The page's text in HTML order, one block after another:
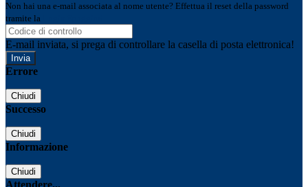
Non hai una e-mail associata al nome utente? Effettua il reset della password
tramite la
E-mail inviata, si prega di controllare la casella di posta elettronica!
Errore
Chiudi
Successo
Chiudi
Informazione
Chiudi